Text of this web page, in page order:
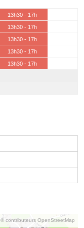
13h30 - 17h
13h30 - 17h
13h30 - 17h
13h30 - 17h
13h30 - 17h
© contributeurs OpenStreetMap